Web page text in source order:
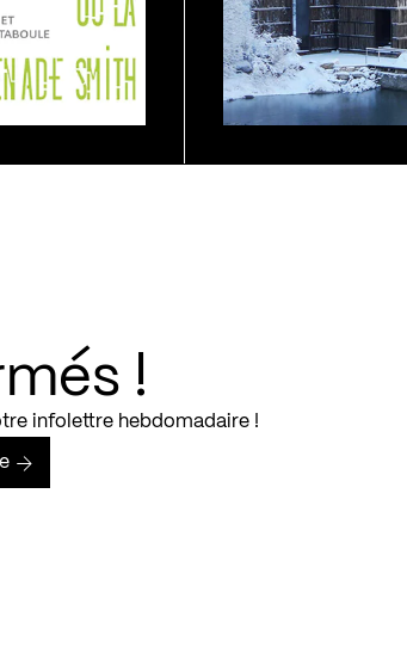
!
infolettre hebdomadaire !